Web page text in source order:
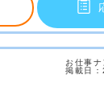
お仕事ナ
掲載日